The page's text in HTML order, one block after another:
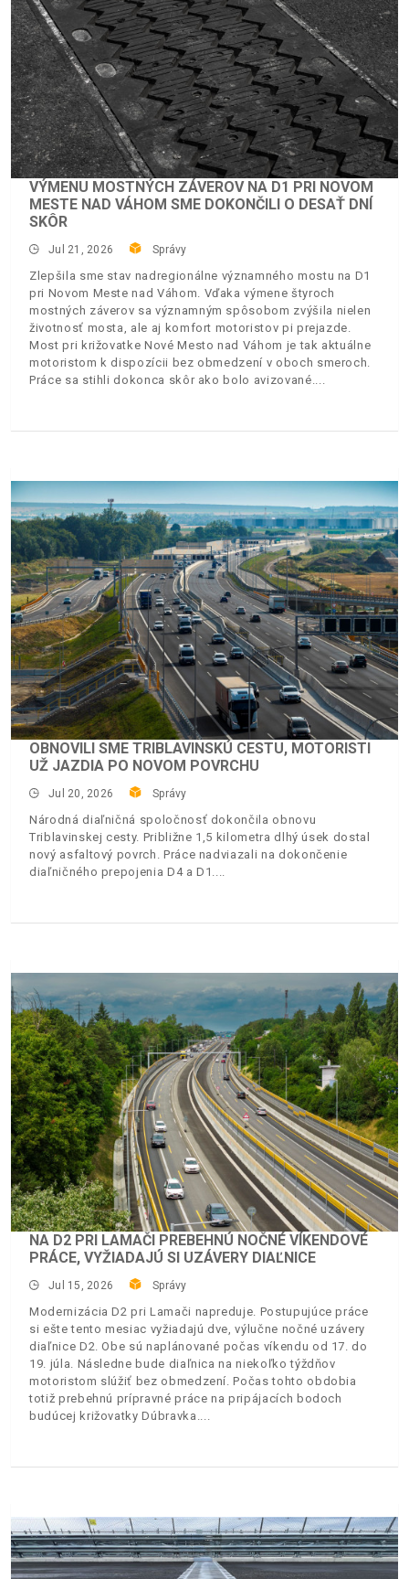
VÝMENU MOSTNÝCH ZÁVEROV NA D1 PRI NOVOM
MESTE NAD VÁHOM SME DOKONČILI O DESAŤ DNÍ
SKÔR
Jul 21, 2026 Správy
Zlepšila sme stav nadregionálne významného mostu na D1
pri Novom Meste nad Váhom. Vďaka výmene štyroch
mostných záverov sa významným spôsobom zvýšila nielen
životnosť mosta, ale aj komfort motoristov pi prejazde.
Most pri križovatke Nové Mesto nad Váhom je tak aktuálne
motoristom k dispozícii bez obmedzení v oboch smeroch.
Práce sa stihli dokonca skôr ako bolo avizované.
OBNOVILI SME TRIBLAVINSKÚ CESTU, MOTORISTI
UŽ JAZDIA PO NOVOM POVRCHU
Jul 20, 2026 Správy
Národná diaľničná spoločnosť dokončila obnovu
Triblavinskej cesty. Približne 1,5 kilometra dlhý úsek dostal
nový asfaltový povrch. Práce nadviazali na dokončenie
diaľničného prepojenia D4 a D1.
NA D2 PRI LAMAČI PREBEHNÚ NOČNÉ VÍKENDOVÉ
PRÁCE, VYŽIADAJÚ SI UZÁVERY DIAĽNICE
Jul 15, 2026 Správy
Modernizácia D2 pri Lamači napreduje. Postupujúce práce
si ešte tento mesiac vyžiadajú dve, výlučne nočné uzávery
diaľnice D2. Obe sú naplánované počas víkendu od 17. do
19. júla. Následne bude diaľnica na niekoľko týždňov
motoristom slúžiť bez obmedzení. Počas tohto obdobia
totiž prebehnú prípravné práce na pripájacích bodoch
budúcej križovatky Dúbravka.